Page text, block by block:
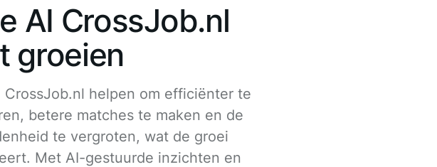
AI CrossJob.nl
groeien
CrossJob.nl helpen om efficiënter te
betere matches te maken en de
te vergroten, wat de groei
Met AI-gestuurde inzichten en